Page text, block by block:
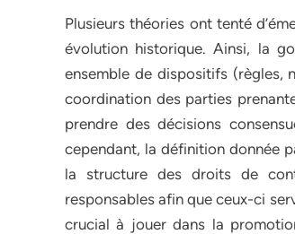
Plusieurs théories ont tenté
évolution historique. Ainsi, la
ensemble de dispositifs (règles,
coordination des parties
prendre des décisions
cependant, la définition donnée
la structure des droits de
responsables afin que ceux-ci
crucial à jouer dans la